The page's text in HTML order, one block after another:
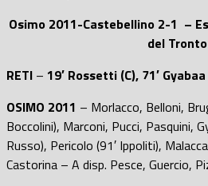
Osimo 2011-Castebellino 2-1 –
del Tronto
RETI – 19′ Rossetti (C), 71′
OSIMO 2011 – Morlacco, Belloni,
Boccolini), Marconi, Pucci, Pasquini,
Russo), Pericolo (91′ Ippoliti),
Castorina – A disp. Pesce, Guercio,